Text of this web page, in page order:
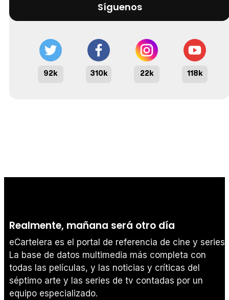
Síguenos
92k 310k 22k 118k
Realmente, mañana será otro día
eCartelera es el portal de referencia de cine y series.
La base de datos multimedia más completa con
todas las películas, y las noticias y críticas del
séptimo arte y las series de tv contadas por un
equipo especializado.